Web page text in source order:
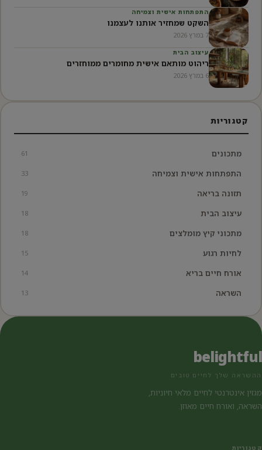
התפתחות אישית וצמיחה
השקט שמחזיר אותנו לעצמנו
7 במרץ 2026
עיצוב הבית
ריהוט מותאם אישית מחומרים ממוחזרים
6 במרץ 2026
קטגוריות
מתכונים 61
התפתחות אישית וצמיחה 33
תזונה בריאה 19
עיצוב הבית 18
מתכוני קיץ מומלצים 18
לחיות רגוע 15
אורח חיים בריא 14
השראה 13
belightful
ההשראה שלך לחיים טובים
מגזין אינטרנטי לחיים מלאי חיוניות,
השראה, ואורח חיים מאוזן.
קטגוריות